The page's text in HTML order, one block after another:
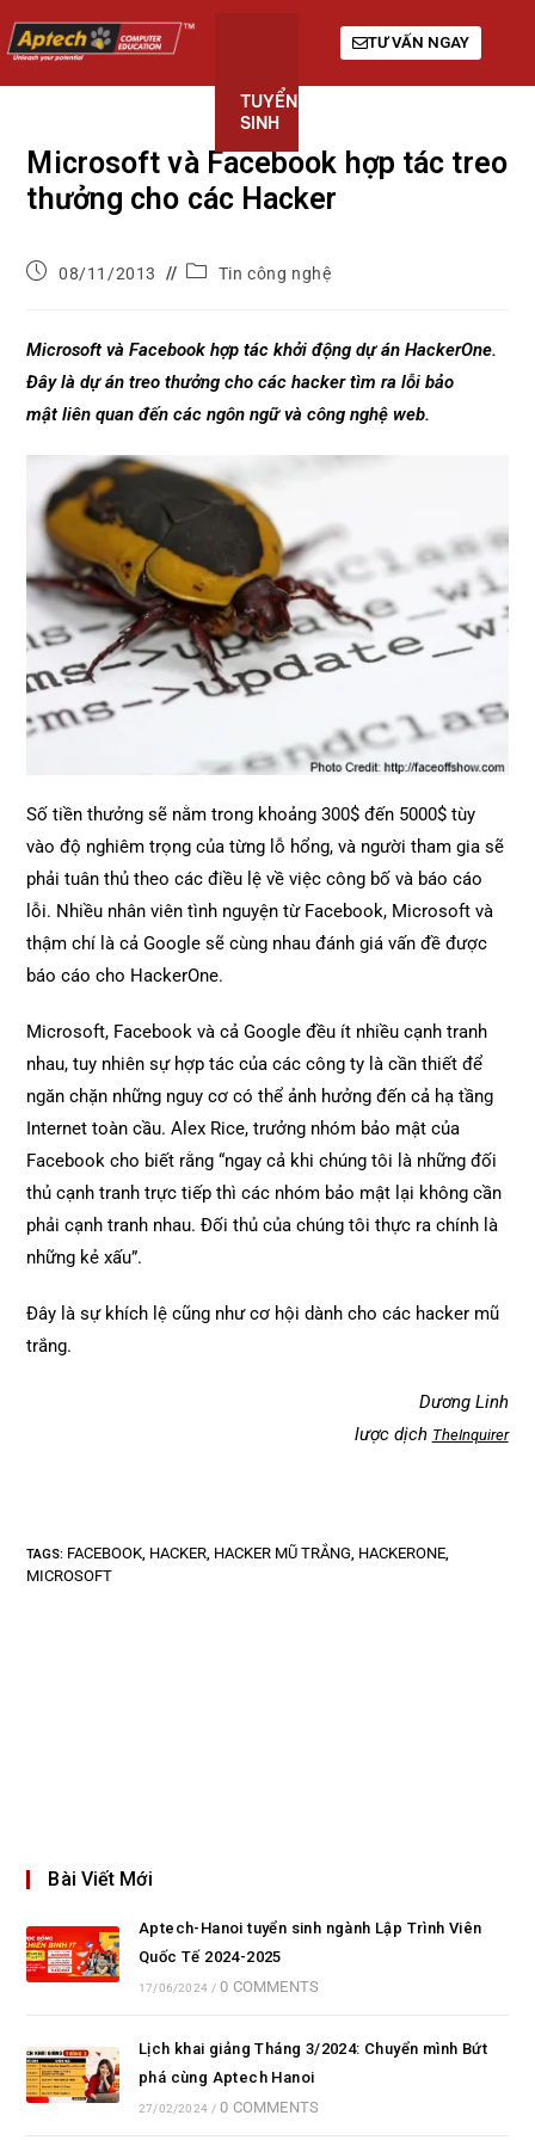
TUYỂN
SINH
TƯ VẤN NGAY
Microsoft và Facebook hợp tác treo
thưởng cho các Hacker
08/11/2013 Tin công nghệ
Microsoft và Facebook hợp tác khởi động dự án HackerOne.
Đây là dự án treo thưởng cho các hacker tìm ra lỗi bảo
mật liên quan đến các ngôn ngữ và công nghệ web.
Số tiền thưởng sẽ nằm trong khoảng 300$ đến 5000$ tùy
vào độ nghiêm trọng của từng lỗ hổng, và người tham gia sẽ
phải tuân thủ theo các điều lệ về việc công bố và báo cáo
lỗi. Nhiều nhân viên tình nguyện từ Facebook, Microsoft và
thậm chí là cả Google sẽ cùng nhau đánh giá vấn đề được
báo cáo cho HackerOne.
Microsoft, Facebook và cả Google đều ít nhiều cạnh tranh
nhau, tuy nhiên sự hợp tác của các công ty là cần thiết để
ngăn chặn những nguy cơ có thể ảnh hưởng đến cả hạ tầng
Internet toàn cầu. Alex Rice, trưởng nhóm bảo mật của
Facebook cho biết rằng “ngay cả khi chúng tôi là những đối
thủ cạnh tranh trực tiếp thì các nhóm bảo mật lại không cần
phải cạnh tranh nhau. Đối thủ của chúng tôi thực ra chính là
những kẻ xấu”.
Đây là sự khích lệ cũng như cơ hội dành cho các hacker mũ
trắng.
Dương Linh
lược dịch TheInquirer
TAGS: FACEBOOK HACKER HACKER MŨ TRẮNG HACKERONE
MICROSOFT
Bài Viết Mới
Aptech-Hanoi tuyển sinh ngành Lập Trình Viên
Quốc Tế 2024-2025
17/06/2024 / 0 COMMENTS
Lịch khai giảng Tháng 3/2024: Chuyển mình Bứt
phá cùng Aptech Hanoi
27/02/2024 / 0 COMMENTS